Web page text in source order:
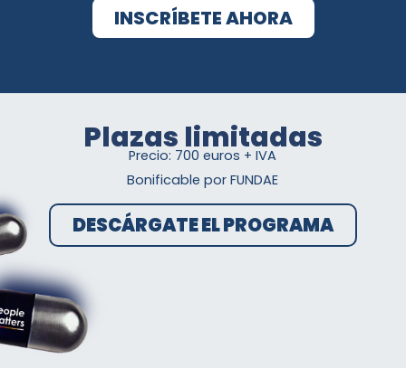
INSCRÍBETE AHORA
Plazas limitadas
Precio: 700 euros + IVA
Bonificable por FUNDAE
DESCÁRGATE EL PROGRAMA